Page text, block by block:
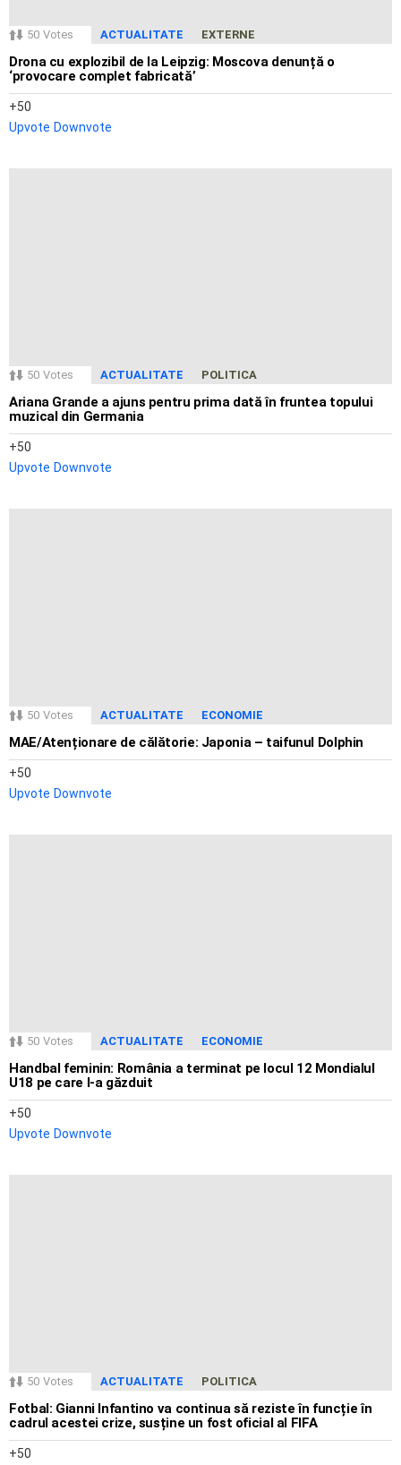
50 Votes ACTUALITATE EXTERNE
Drona cu explozibil de la Leipzig: Moscova denunță o
‘provocare complet fabricată’
50
Upvote Downvote
50 Votes ACTUALITATE POLITICA
Ariana Grande a ajuns pentru prima dată în fruntea topului
muzical din Germania
50
Upvote Downvote
50 Votes ACTUALITATE ECONOMIE
MAE/Atenționare de călătorie: Japonia – taifunul Dolphin
50
Upvote Downvote
50 Votes ACTUALITATE ECONOMIE
Handbal feminin: România a terminat pe locul 12 Mondialul
U18 pe care l-a găzduit
50
Upvote Downvote
50 Votes ACTUALITATE POLITICA
Fotbal: Gianni Infantino va continua să reziste în funcție în
cadrul acestei crize, susține un fost oficial al FIFA
50